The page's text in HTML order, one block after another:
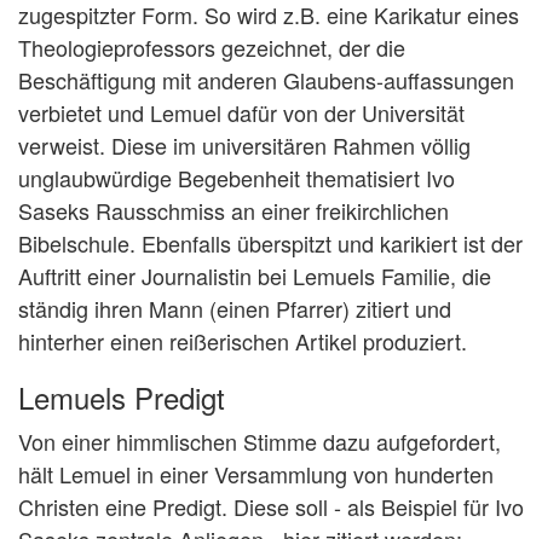
zugespitzter Form. So wird z.B. eine Karikatur eines
Theologieprofessors gezeichnet, der die
Beschäftigung mit anderen Glaubens-auffassungen
verbietet und Lemuel dafür von der Universität
verweist. Diese im universitären Rahmen völlig
unglaubwürdige Begebenheit thematisiert Ivo
Saseks Rausschmiss an einer freikirchlichen
Bibelschule. Ebenfalls überspitzt und karikiert ist der
Auftritt einer Journalistin bei Lemuels Familie, die
ständig ihren Mann (einen Pfarrer) zitiert und
hinterher einen reißerischen Artikel produziert.
Lemuels Predigt
Von einer himmlischen Stimme dazu aufgefordert,
hält Lemuel in einer Versammlung von hunderten
Christen eine Predigt. Diese soll - als Beispiel für Ivo